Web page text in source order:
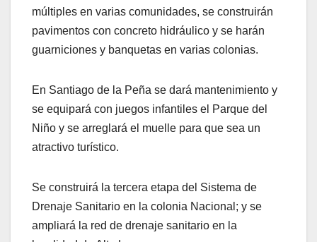
múltiples en varias comunidades, se construirán
pavimentos con concreto hidráulico y se harán
guarniciones y banquetas en varias colonias.
En Santiago de la Peña se dará mantenimiento y
se equipará con juegos infantiles el Parque del
Niño y se arreglará el muelle para que sea un
atractivo turístico.
Se construirá la tercera etapa del Sistema de
Drenaje Sanitario en la colonia Nacional; y se
ampliará la red de drenaje sanitario en la